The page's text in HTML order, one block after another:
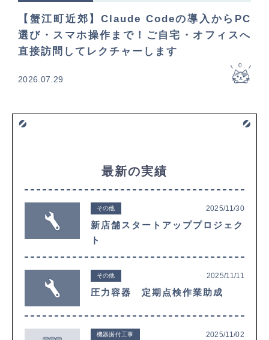
【蟹江町近郊】Claude Codeの導入からPC
選び・スマホ操作まで！ご自宅・オフィスへ
直接訪問してレクチャーします
2026.07.29
0
最新の実績
その他 2025/11/30
新店舗スタートアッププロジェク
ト
その他 2025/11/11
圧力容器 定期点検作業助成
機器据付工事 2025/11/02